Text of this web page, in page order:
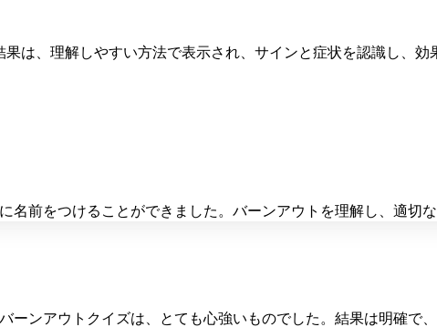
は、理解しやすい方法で表示され、サインと症状を認識し、効
前をつけることができました。バーンアウトを理解し、適切
ンアウトクイズは、とても心強いものでした。結果は明確で